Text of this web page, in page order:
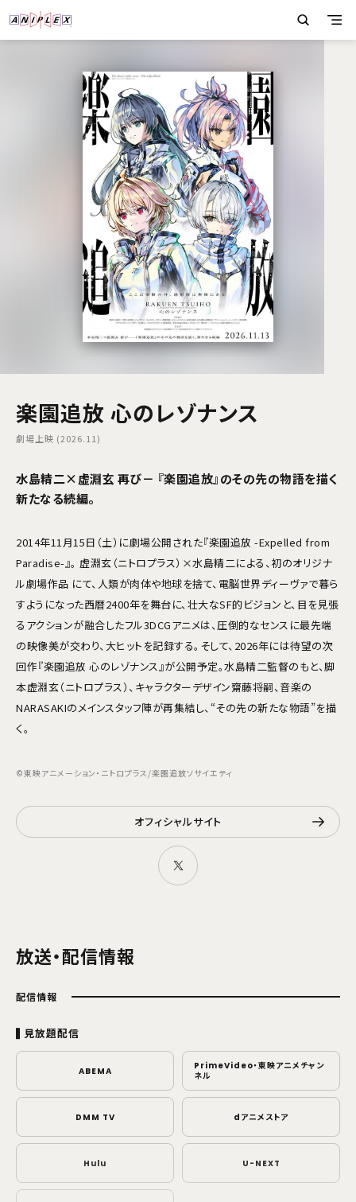
楽園追放 心のレゾナンス
劇場上映 (2026.11)
水島精二×虚淵玄 再び－ 『楽園追放』のその先の物語を描く
新たなる続編。
2014年11月15日（土）に劇場公開された『楽園追放 -Expelled from
Paradise-』。 虚淵玄（ニトロプラス）×水島精二による、初のオリジナ
ル劇場作品 にて、人類が肉体や地球を捨て、電脳世界ディーヴァで暮ら
すようになった西暦2400年を舞台に、壮大なSF的ビジョンと、目を見張
るアクションが融合したフル3DCGアニメは、圧倒的なセンスに最先端
の映像美が交わり、大ヒットを記録する。そして、2026年には待望の次
回作『楽園追放 心のレゾナンス』が公開予定。水島精二監督のもと、脚
本虚淵玄（ニトロプラス）、キャラクターデザイン齋藤将嗣、音楽の
NARASAKIのメインスタッフ陣が再集結し、“その先の新たな物語”を描
く。
©東映アニメーション・ニトロプラス/楽園追放ソサイエティ
オフィシャルサイト
放送・配信情報
配信情報
見放題配信
ABEMA
PrimeVideo・東映アニメチャン
ネル
DMM TV dアニメストア
Hulu U-NEXT